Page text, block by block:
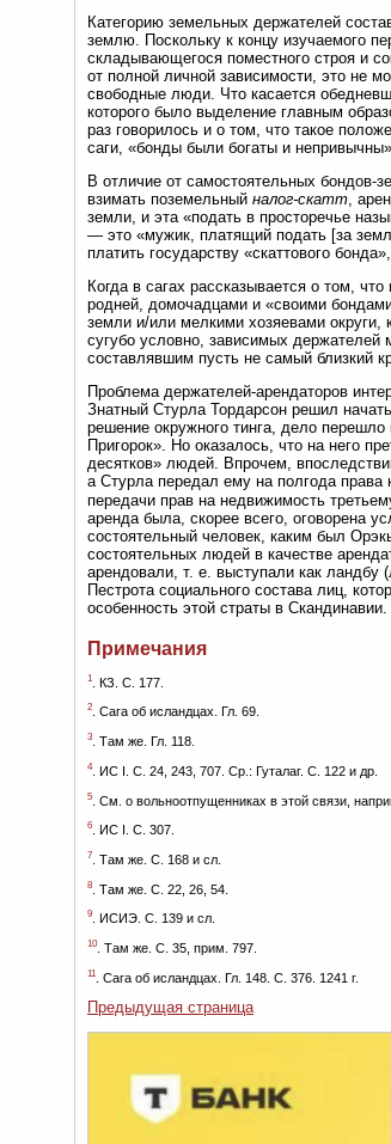
Категорию земельных держателей
землю. Поскольку к концу изучаемого
складывающегося поместного строя и
от полной личной зависимости, это не
свободные люди. Что касается
которого было выделение главным
раз говорилось и о том, что такое
саги, «бонды были богаты и
В отличие от самостоятельных бондов-
взимать поземельный налог-скатт,
земли, и эта «подать в просторечье
— это «мужик, платящий подать [за
платить государству «скаттового
Когда в сагах рассказывается о том,
родней, домочадцами и «своими
земли и/или мелкими хозяевами округи,
сугубо условно, зависимых
составлявшим пусть не самый близкий
Проблема держателей-арендаторов
Знатный Стурла Тордарсон решил
решение окружного тинга, дело
Пригорок». Но оказалось, что на него
десятков» людей. Впрочем,
а Стурла передал ему на полгода права
передачи прав на недвижимость
аренда была, скорее всего, оговорена
состоятельный человек, каким был
состоятельных людей в качестве
арендовали, т. е. выступали как ландбу
Пестрота социального состава лиц,
особенность этой страты в Скандинавии.
Примечания
1 . КЗ. С. 177.
2 . Сага об исландцах. Гл. 69.
3 . Там же. Гл. 118.
4. ИС I. С. 24, 243, 707. Ср.: Гуталаг. С. 122 и др.
5 . См. о вольноотпущенниках в этой связи,
6 . ИС I. С. 307.
7 . Там же. С. 168 и сл.
8 . Там же. С. 22, 26, 54.
9 . ИСИЭ. С. 139 и сл.
10 . Там же. С. 35, прим. 797.
11 . Сага об исландцах. Гл. 148. С. 376. 1241 г.
Предыдущая страница